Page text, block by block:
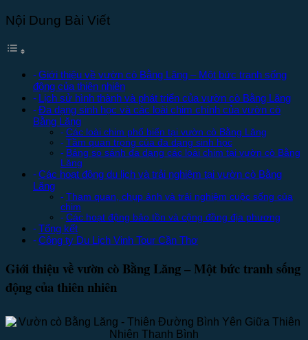
Nội Dung Bài Viết
Giới thiệu về vườn cò Bằng Lăng – Một bức tranh sống
động của thiên nhiên
Lịch sử hình thành và phát triển của vườn cò Bằng Lăng
Đa dạng sinh học và các loài chim chính của vườn cò
Bằng Lăng
Các loài chim phổ biến tại vườn cò Bằng Lăng
Tầm quan trọng của đa dạng sinh học
Bảng so sánh đa dạng các loài chim tại vườn cò Bằng
Lăng
Các hoạt động du lịch và trải nghiệm tại vườn cò Bằng
Lăng
Tham quan, chụp ảnh và trải nghiệm cuộc sống của
chim
Các hoạt động bảo tồn và cộng đồng địa phương
Tổng kết
Công ty Du Lịch Vinh Tour Cần Thơ
Giới thiệu về vườn cò Bằng Lăng – Một bức tranh sống
động của thiên nhiên